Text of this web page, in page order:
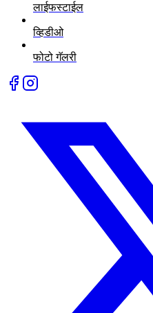
लाईफस्टाईल
व्हिडीओ
फोटो गॅलरी